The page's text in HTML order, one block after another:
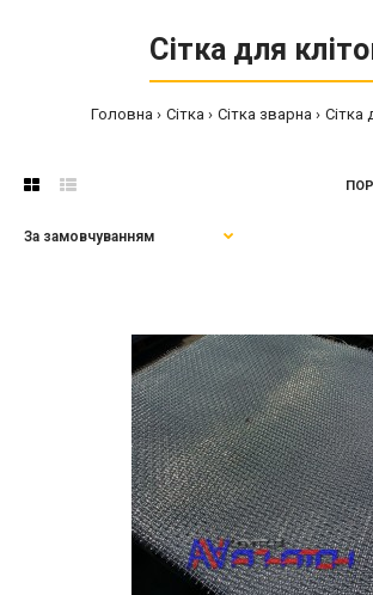
Сітка для
Головна Сітка Сітка зварна Сітка